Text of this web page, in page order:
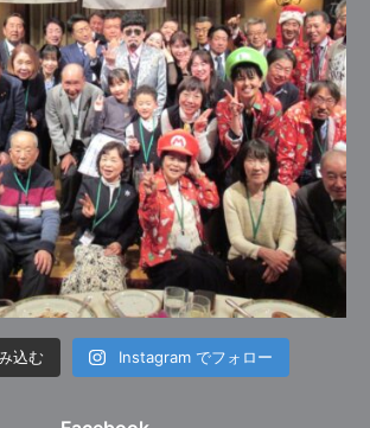
込む Instagram でフォロー